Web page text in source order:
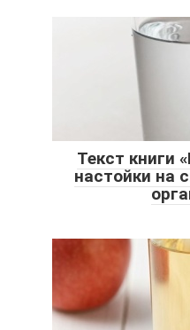
Текст книги
настойки на